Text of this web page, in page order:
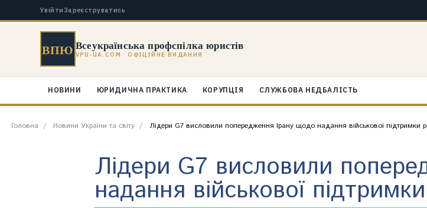
Увійти Зареєструватись
ВПЮ Всеукраїнська профспілка юристів
VPU-UA.COM · ОФІЦІЙНЕ ВИДАННЯ
НОВИНИ ЮРИДИЧНА ПРАКТИКА КОРУПЦІЯ СЛУЖБОВА НЕДБАЛІСТЬ
Головна Новини України та світу Лідери G7 висловили попередження Ірану щодо надання військової підтримки
Лідери G7 висловили
надання військової підтримки